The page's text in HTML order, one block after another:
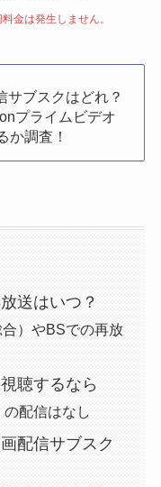
金は発生しません。
サブスクはどれ？
プライムビデオ
か調査！
送はいつ？
）やBSでの再放
聴するなら
配信はなし
配信サブスク